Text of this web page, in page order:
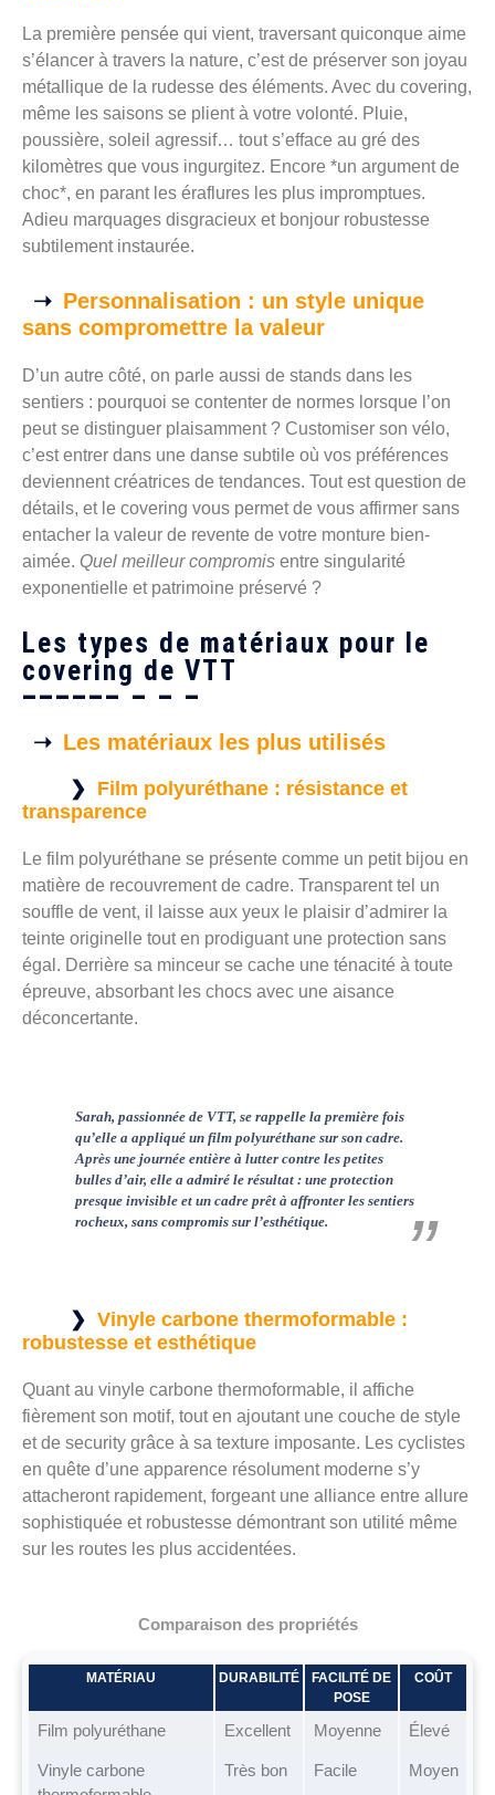
La première pensée qui vient, traversant quiconque aime
s’élancer à travers la nature, c’est de préserver son joyau
métallique de la rudesse des éléments. Avec du covering,
même les saisons se plient à votre volonté. Pluie,
poussière, soleil agressif… tout s’efface au gré des
kilomètres que vous ingurgitez. Encore *un argument de
choc*, en parant les éraflures les plus impromptues.
Adieu marquages disgracieux et bonjour robustesse
subtilement instaurée.
Personnalisation : un style unique
sans compromettre la valeur
D’un autre côté, on parle aussi de stands dans les
sentiers : pourquoi se contenter de normes lorsque l’on
peut se distinguer plaisamment ? Customiser son vélo,
c’est entrer dans une danse subtile où vos préférences
deviennent créatrices de tendances. Tout est question de
détails, et le covering vous permet de vous affirmer sans
entacher la valeur de revente de votre monture bien-
aimée. Quel meilleur compromis entre singularité
exponentielle et patrimoine préservé ?
Les types de matériaux pour le
covering de VTT
Les matériaux les plus utilisés
Film polyuréthane : résistance et
transparence
Le film polyuréthane se présente comme un petit bijou en
matière de recouvrement de cadre. Transparent tel un
souffle de vent, il laisse aux yeux le plaisir d’admirer la
teinte originelle tout en prodiguant une protection sans
égal. Derrière sa minceur se cache une ténacité à toute
épreuve, absorbant les chocs avec une aisance
déconcertante.
Sarah, passionnée de VTT, se rappelle la première fois
qu’elle a appliqué un film polyuréthane sur son cadre.
Après une journée entière à lutter contre les petites
bulles d’air, elle a admiré le résultat : une protection
presque invisible et un cadre prêt à affronter les sentiers
rocheux, sans compromis sur l’esthétique.
Vinyle carbone thermoformable :
robustesse et esthétique
Quant au vinyle carbone thermoformable, il affiche
fièrement son motif, tout en ajoutant une couche de style
et de security grâce à sa texture imposante. Les cyclistes
en quête d’une apparence résolument moderne s’y
attacheront rapidement, forgeant une alliance entre allure
sophistiquée et robustesse démontrant son utilité même
sur les routes les plus accidentées.
Comparaison des propriétés
MATÉRIAU DURABILITÉ
FACILITÉ DE
POSE
COÛT
Film polyuréthane Excellent Moyenne Élevé
Vinyle carbone
Très bon Facile Moyen